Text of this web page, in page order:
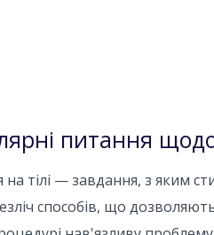
питання щодо
тілі — завдання, з яким
способів, що